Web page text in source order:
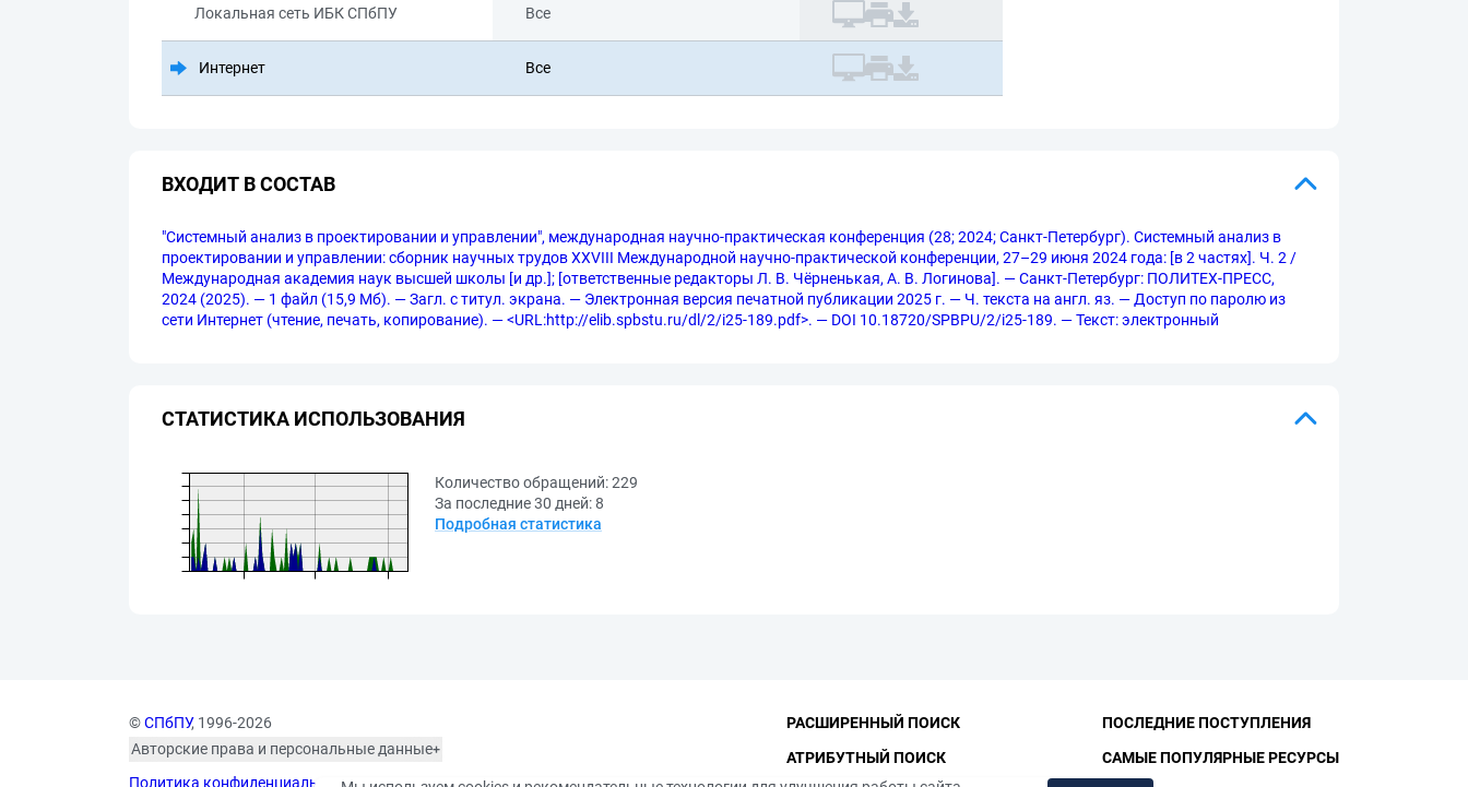
Локальная сеть ИБК СПбПУ Все
Интернет Все
ВХОДИТ В СОСТАВ
"Системный анализ в проектировании и управлении", международная научно-практическая конференция (28; 2024; Санкт-Петербург). Системный анализ в
проектировании и управлении: сборник научных трудов XXVIII Международной научно-практической конференции, 27–29 июня 2024 года: [в 2 частях]. Ч. 2 /
Международная академия наук высшей школы [и др.]; [ответственные редакторы Л. В. Чёрненькая, А. В. Логинова]. — Санкт-Петербург: ПОЛИТЕХ-ПРЕСС,
2024 (2025). — 1 файл (15,9 Мб). — Загл. с титул. экрана. — Электронная версия печатной публикации 2025 г. — Ч. текста на англ. яз. — Доступ по паролю из
сети Интернет (чтение, печать, копирование). — <URL:http://elib.spbstu.ru/dl/2/i25-189.pdf>. — DOI 10.18720/SPBPU/2/i25-189. — Текст: электронный
СТАТИСТИКА ИСПОЛЬЗОВАНИЯ
Количество обращений:229
За последние 30 дней:8
Подробная статистика
©СПбПУ, 1996-2026
Авторские права и персональные данные
Политика конфиденциальности
РАСШИРЕННЫЙ ПОИСК
АТРИБУТНЫЙ ПОИСК
ПОСЛЕДНИЕ ПОСТУПЛЕНИЯ
САМЫЕ ПОПУЛЯРНЫЕ РЕСУРСЫ